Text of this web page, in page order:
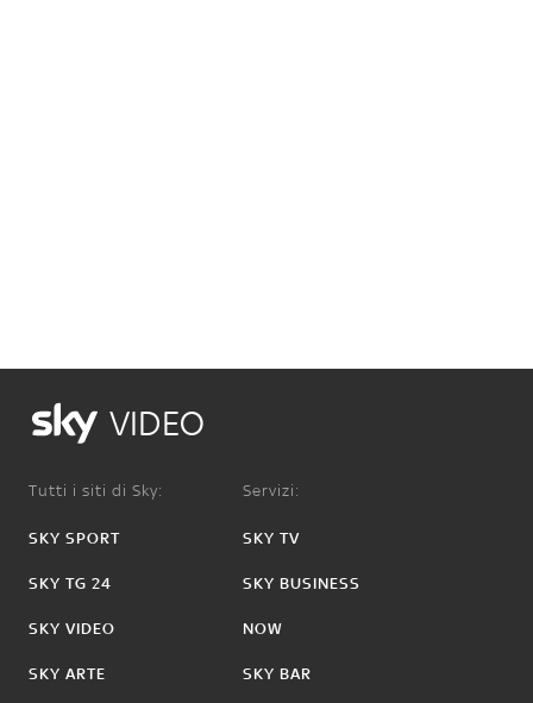
VIDEO
Tutti i siti di Sky:
SKY SPORT
SKY TG 24
SKY VIDEO
SKY ARTE
Servizi:
SKY TV
SKY BUSINESS
NOW
SKY BAR